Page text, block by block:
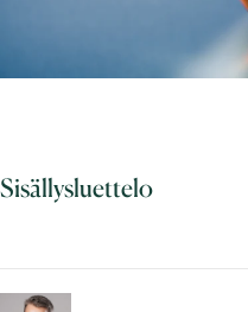
Sisällysluettelo